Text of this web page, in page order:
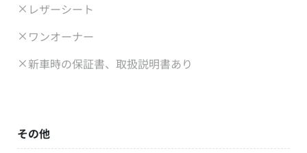
レザーシート
ワンオーナー
新車時の保証書、取扱説明書あり
その他